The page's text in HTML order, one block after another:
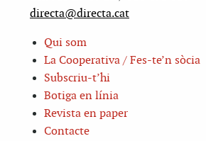
directa@directa.cat
Qui som
La Cooperativa / Fes-te’n sòcia
Subscriu-t’hi
Botiga en línia
Revista en paper
Contacte